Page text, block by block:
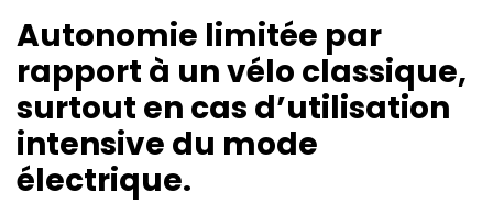
Autonomie limitée par
rapport à un vélo classique,
surtout en cas d’utilisation
intensive du mode
électrique.